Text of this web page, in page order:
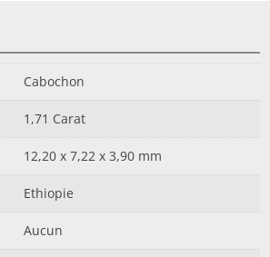
Cabochon
1,71 Carat
12,20 x 7,22 x 3,90 mm
Ethiopie
Aucun